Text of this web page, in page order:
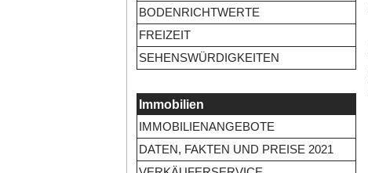
BODENRICHTWERTE
FREIZEIT
SEHENSWÜRDIGKEITEN
Immobilien
IMMOBILIENANGEBOTE
DATEN, FAKTEN UND PREISE 2021